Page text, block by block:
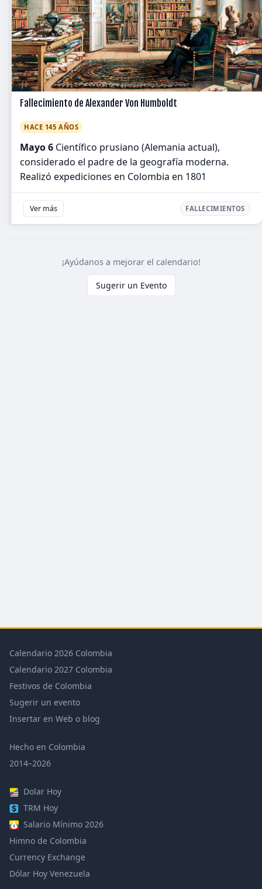
Fallecimiento de Alexander Von Humboldt
HACE 145 AÑOS
Mayo 6 Científico prusiano (Alemania actual),
considerado el padre de la geografía moderna.
Realizó expediciones en Colombia en 1801
Ver más FALLECIMIENTOS
¡Ayúdanos a mejorar el calendario!
Sugerir un Evento
Calendario 2026 Colombia
Calendario 2027 Colombia
Festivos de Colombia
Sugerir un evento
Insertar en Web o blog
Hecho en Colombia
2014–2026
Dolar Hoy
TRM Hoy
Salario Mínimo 2026
Himno de Colombia
Currency Exchange
Dólar Hoy Venezuela